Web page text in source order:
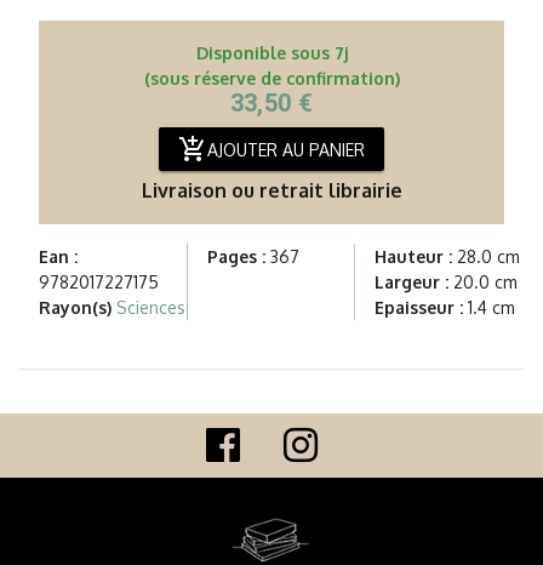
Disponible sous 7j
(sous réserve de confirmation)
33,50 €
add_shopping_cartAJOUTER AU PANIER
Livraison ou retrait librairie
Ean :
9782017227175
Rayon(s) Sciences
Pages :367 Hauteur : 28.0 cm
Largeur : 20.0 cm
Epaisseur : 1.4 cm